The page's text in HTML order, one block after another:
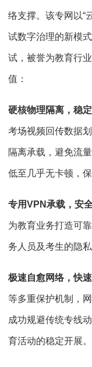
络支撑。该专网以“
试数字治理的新模
试，被誉为教育行
值：
硬核物理隔离，稳定
考场视频回传数据
隔离承载，避免流
低至几乎无卡顿，
专用VPN承载，安
为教育业务打造可
务人员及考生的隐
极速自愈网络，快速
等多重保护机制，
成功规避传统专线
育活动的稳定开展。